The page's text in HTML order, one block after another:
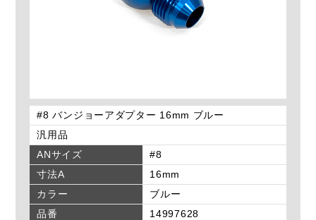
#8 バンジョーアダプター 16mm ブルー
汎用品
ANサイズ
#8
寸法A
16mm
カラー
ブルー
品番
14997628